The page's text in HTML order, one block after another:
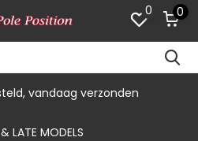
0 0
vandaag verzonden
LATE MODELS